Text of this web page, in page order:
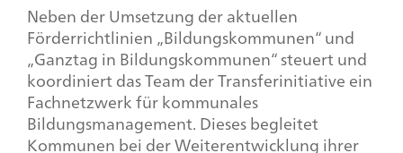
Neben der Umsetzung der aktuellen
Förderrichtlinien „Bildungskommunen“ und
„Ganztag in Bildungskommunen“ steuert und
koordiniert das Team der Transferinitiative ein
Fachnetzwerk für kommunales
Bildungsmanagement. Dieses begleitet
Kommunen bei der Weiterentwicklung ihrer